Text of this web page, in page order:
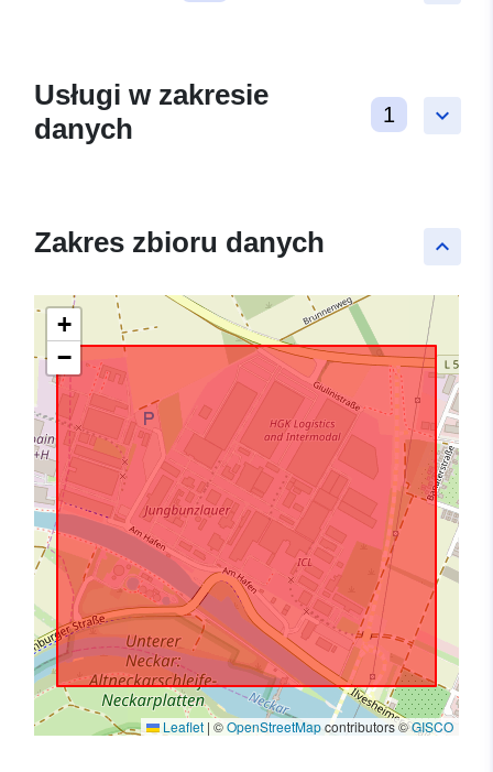
keyboard_arrow_down
Usługi w zakresie
danych
1
keyboard_arrow_up
Zakres zbioru danych
+
−
Leaflet | ©OpenStreetMapcontributors ©GISCO